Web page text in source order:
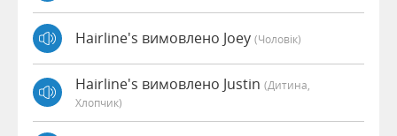
Hairline's вимовлено Joey (чоловік)
Hairline's вимовлено Justin (дитина,
Хлопчик)